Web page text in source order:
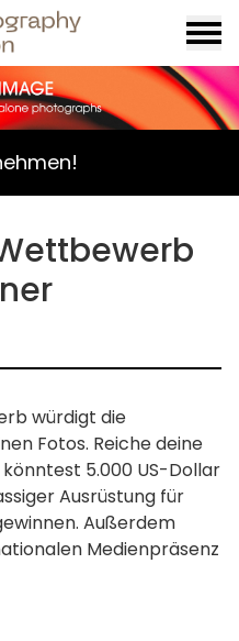
menu
würdigt die
Fotos. Reiche deine
5.000 US-Dollar
Ausrüstung für
Außerdem
Medienpräsenz